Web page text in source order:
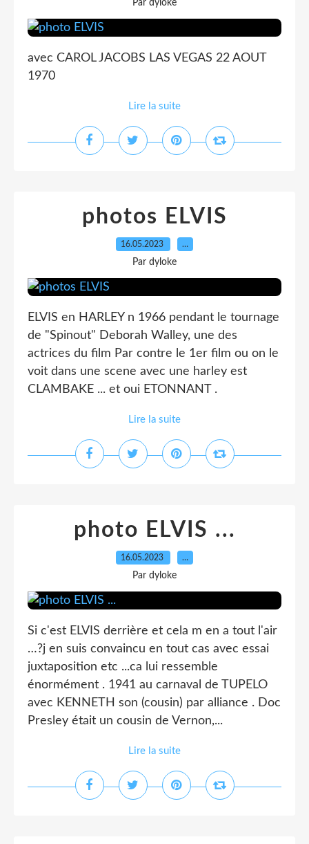
Par dyloke
avec CAROL JACOBS LAS VEGAS 22 AOUT
1970
Lire la suite
photos ELVIS
16.05.2023 …
Par dyloke
ELVIS en HARLEY n 1966 pendant le tournage
de "Spinout" Deborah Walley, une des
actrices du film Par contre le 1er film ou on le
voit dans une scene avec une harley est
CLAMBAKE ... et oui ETONNANT .
Lire la suite
photo ELVIS ...
16.05.2023 …
Par dyloke
Si c'est ELVIS derrière et cela m en a tout l'air
…?j en suis convaincu en tout cas avec essai
juxtaposition etc ...ca lui ressemble
énormément . 1941 au carnaval de TUPELO
avec KENNETH son (cousin) par alliance . Doc
Presley était un cousin de Vernon,...
Lire la suite